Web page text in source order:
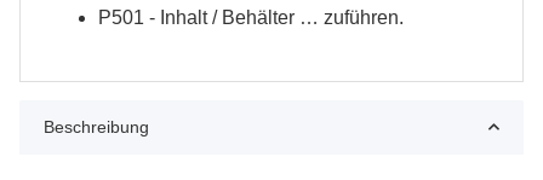
P501 - Inhalt / Behälter … zuführen.
Beschreibung